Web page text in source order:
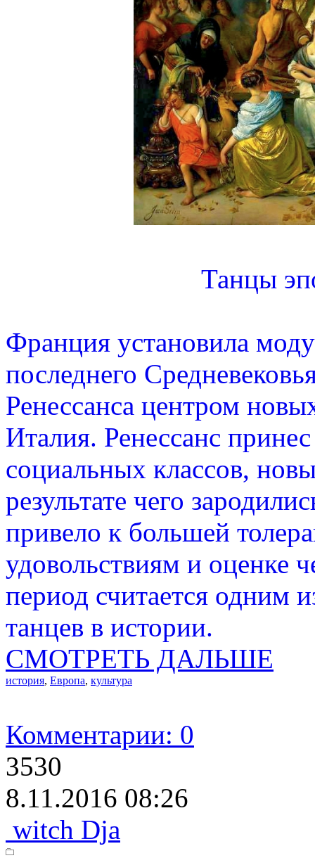
Танцы
Франция установила
последнего
Ренессанса центром
Италия. Ренессанс
социальных классов,
результате чего
привело к большей
удовольствиям и оценке
период считается одним
танцев в истории.
СМОТРЕТЬ ДАЛЬШЕ
история, Европа, культура
Комментарии: 0
3530
8.11.2016 08:26
witch Dja